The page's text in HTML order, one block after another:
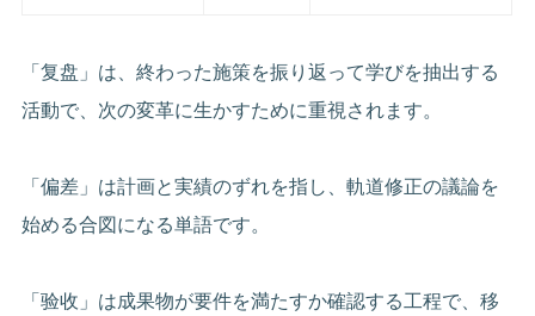
「复盘」は、終わった施策を振り返って学びを抽出する
活動で、次の変革に生かすために重視されます。
「偏差」は計画と実績のずれを指し、軌道修正の議論を
始める合図になる単語です。
「验收」は成果物が要件を満たすか確認する工程で、移